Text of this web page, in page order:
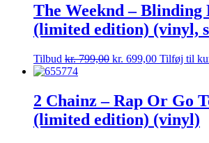
The Weeknd – Blinding
(limited edition) (vinyl,
Tilbud kr.799,00 kr. 699,00 Tilføj til
2 Chainz – Rap Or Go
(limited edition) (vinyl)